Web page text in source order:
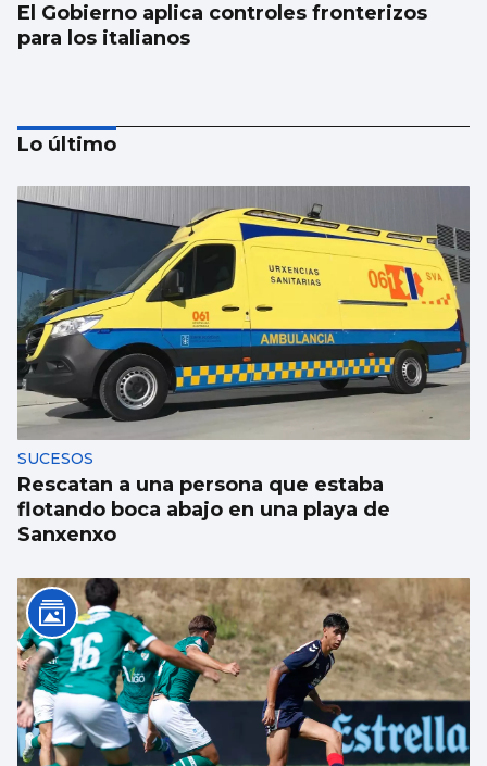
El Gobierno aplica controles fronterizos
para los italianos
Se agrava la situación en Ceuta para
reubicar a los menores inmigrantes
Lo último
SUCESOS
Rescatan a una persona que estaba
flotando boca abajo en una playa de
Sanxenxo